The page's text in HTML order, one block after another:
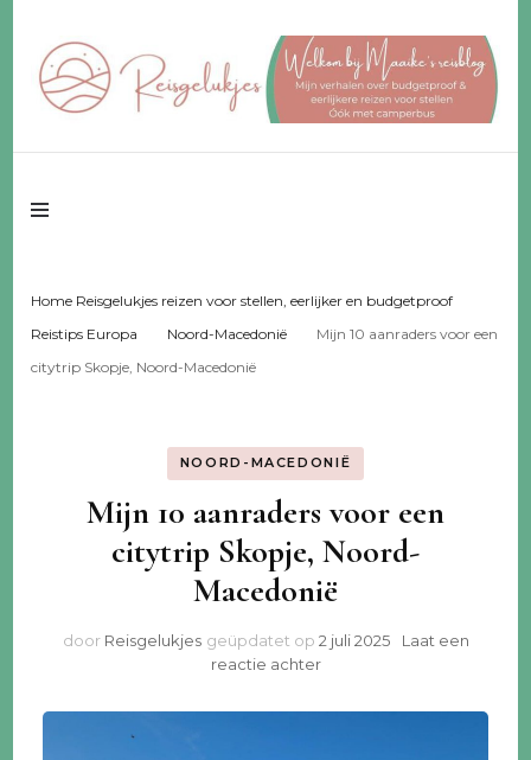
Reisgelukjes –
Reisgeluk voor 2 ♥️ eerlijker ♥️ voor een fijn budget
Home Reisgelukjes reizen voor stellen, eerlijker en budgetproof
Reistips Europa
Noord-Macedonië
Mijn 10 aanraders voor een
citytrip Skopje, Noord-Macedonië
NOORD-MACEDONIË
Mijn 10 aanraders voor een
citytrip Skopje, Noord-
Macedonië
door Reisgelukjes geüpdatet op 2 juli 2025
Laat een
reactie achterop
10